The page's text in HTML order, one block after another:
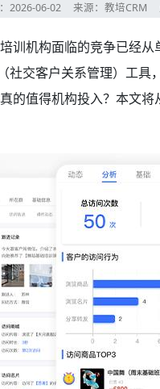
：2026-06-02来源：教培CRM
训机构面临的竞争已经
交客户关系管理）工具
的值得机构投入？本文